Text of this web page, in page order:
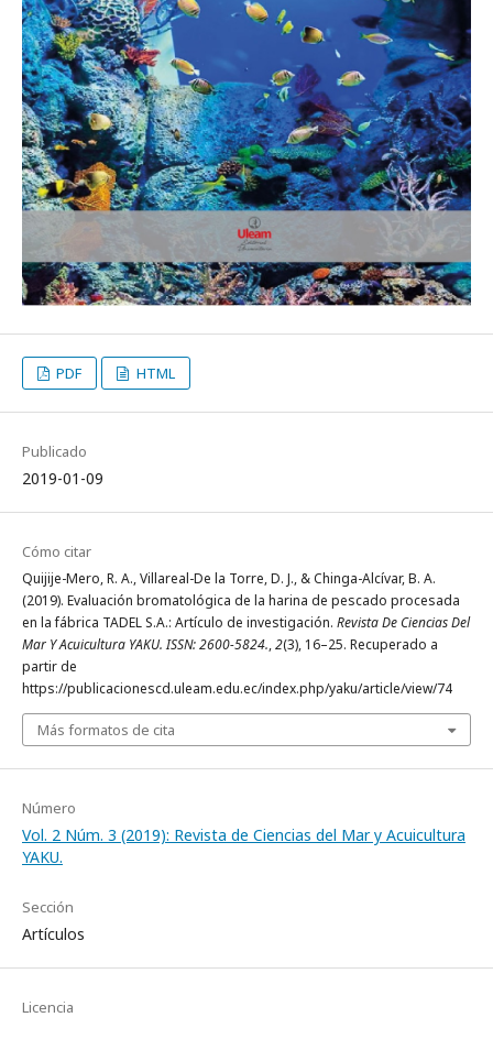
PDF HTML
Publicado
2019-01-09
Cómo citar
Quijije-Mero, R. A., Villareal-De la Torre, D. J., & Chinga-Alcívar, B. A.
(2019). Evaluación bromatológica de la harina de pescado procesada
en la fábrica TADEL S.A.: Artículo de investigación. Revista De Ciencias Del
Mar Y Acuicultura YAKU. ISSN: 2600-5824.,2(3), 16–25. Recuperado a
partir de
https://publicacionescd.uleam.edu.ec/index.php/yaku/article/view/74
Más formatos de cita
Número
Vol. 2 Núm. 3 (2019): Revista de Ciencias del Mar y Acuicultura
YAKU.
Sección
Artículos
Licencia